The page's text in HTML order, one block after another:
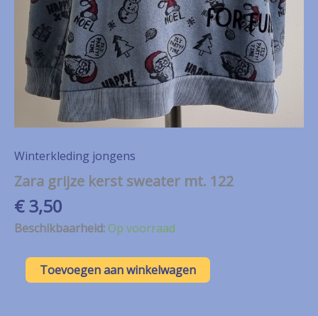
Winterkleding jongens
Zara grijze kerst sweater mt. 122
€3,50
Beschikbaarheid:Op voorraad
Zara
grijze
Toevoegen aan winkelwagen